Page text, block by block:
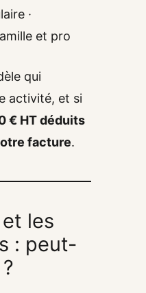
·
et pro
qui
activité, et si
€ HT déduits
facture.
les
: peut-